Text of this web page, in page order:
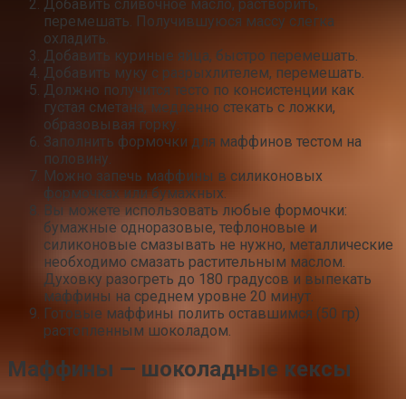
Добавить сливочное масло, растворить,
перемешать. Получившуюся массу слегка
охладить.
Добавить куриные яйца, быстро перемешать.
Добавить муку с разрыхлителем, перемешать.
Должно получится тесто по консистенции как
густая сметана, медленно стекать с ложки,
образовывая горку.
Заполнить формочки для маффинов тестом на
половину.
Можно запечь маффины в силиконовых
формочках или бумажных.
Вы можете использовать любые формочки:
бумажные одноразовые, тефлоновые и
силиконовые смазывать не нужно, металлические
необходимо смазать растительным маслом.
Духовку разогреть до 180 градусов и выпекать
маффины на среднем уровне 20 минут.
Готовые маффины полить оставшимся (50 гр)
растопленным шоколадом.
Маффины — шоколадные кексы